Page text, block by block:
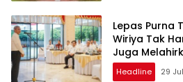
Lepas Purna
Wiriya Tak
Juga
Headline 29